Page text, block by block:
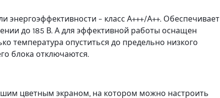
– класс А+++/А++. Обеспечивает
до 185 В. А для эффективной работы оснащен
температура опуститься до предельно низкого
блока отключаются.
цветным экраном, на котором можно настроить